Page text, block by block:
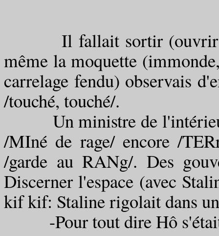
Il fallait sortir (ouvrir la
même la moquette
carrelage fendu) observais
/touché, touché/.
Un ministre de l'intérieur
/MIné de rage/ encore /
/garde au RANg/. Des
Discerner l'espace (avec
kif kif: Staline rigolait dans
-Pour tout dire Hô